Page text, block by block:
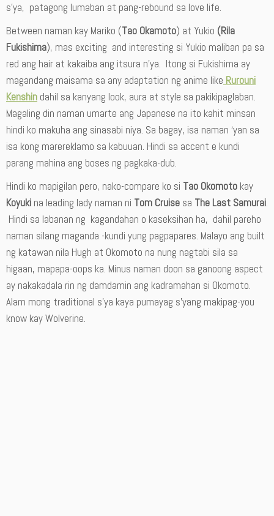
s’ya, patagong lumaban at pang-rebound sa love life.
Between naman kay Mariko (Tao Okamoto) at Yukio (Rila
Fukishima), mas exciting and interesting si Yukio maliban pa sa
red ang hair at kakaiba ang itsura n’ya. Itong si Fukishima ay
magandang maisama sa any adaptation ng anime like Rurouni
Kenshin dahil sa kanyang look, aura at style sa pakikipaglaban.
Magaling din naman umarte ang Japanese na ito kahit minsan
hindi ko makuha ang sinasabi niya. Sa bagay, isa naman ‘yan sa
isa kong marereklamo sa kabuuan. Hindi sa accent e kundi
parang mahina ang boses ng pagkaka-dub.
Hindi ko mapigilan pero, nako-compare ko si Tao Okomoto kay
Koyuki na leading lady naman ni Tom Cruise sa The Last Samurai.
Hindi sa labanan ng kagandahan o kaseksihan ha, dahil pareho
naman silang maganda -kundi yung pagpapares. Malayo ang built
ng katawan nila Hugh at Okomoto na nung nagtabi sila sa
higaan, mapapa-oops ka. Minus naman doon sa ganoong aspect
ay nakakadala rin ng damdamin ang kadramahan si Okomoto.
Alam mong traditional s’ya kaya pumayag s’yang makipag-you
know kay Wolverine.